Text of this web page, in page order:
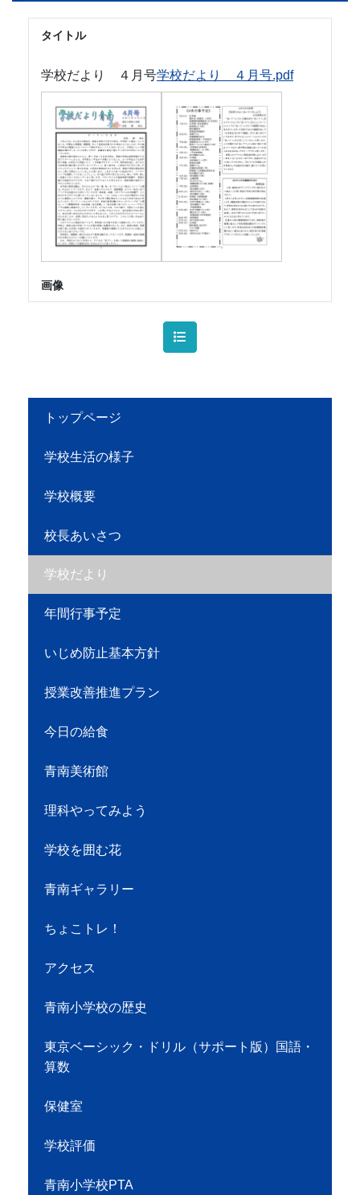
トップページ
学校生活の様子
学校概要
校長あいさつ
学校だより
年間行事予定
いじめ防止基本方針
授業改善推進プラン
今日の給食
青南美術館
理科やってみよう
学校を囲む花
青南ギャラリー
ちょこトレ！
アクセス
青南小学校の歴史
東京ベーシック・ドリル（サポート版）国語・
算数
保健室
学校評価
青南小学校PTA
タイトル
学校だより ４月号学校だより ４月号.pdf
画像